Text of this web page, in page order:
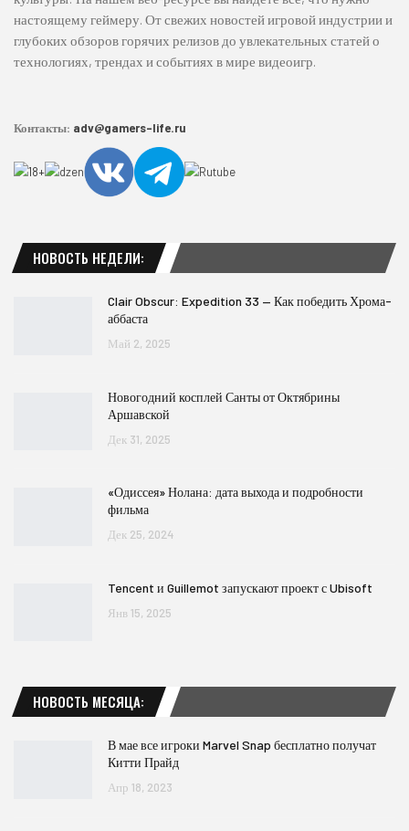
настоящему геймеру. От свежих новостей игровой индустрии и
глубоких обзоров горячих релизов до увлекательных статей о
технологиях, трендах и событиях в мире видеоигр.
Контакты: adv@gamers-life.ru
НОВОСТЬ НЕДЕЛИ:
Clair Obscur: Expedition 33 — Как победить Хрома-
аббаста
Май 2, 2025
Новогодний косплей Санты от Октябрины
Аршавской
Дек 31, 2025
«Одиссея» Нолана: дата выхода и подробности
фильма
Дек 25, 2024
Tencent и Guillemot запускают проект с Ubisoft
Янв 15, 2025
НОВОСТЬ МЕСЯЦА:
В мае все игроки Marvel Snap бесплатно получат
Китти Прайд
Апр 18, 2023